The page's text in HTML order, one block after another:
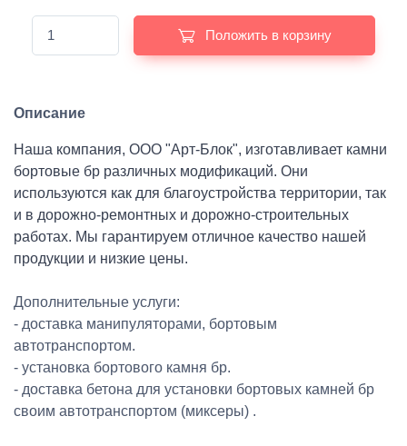
Положить в корзину
Описание
Наша компания, ООО "Арт-Блок", изготавливает камни
бортовые бр различных модификаций. Они
используются как для благоустройства территории, так
и в дорожно-ремонтных и дорожно-строительных
работах. Мы гарантируем отличное качество нашей
продукции и низкие цены.
Дополнительные услуги:
- доставка манипуляторами, бортовым
автотранспортом.
- установка бортового камня бр.
- доставка бетона для установки бортовых камней бр
своим автотранспортом (миксеры) .